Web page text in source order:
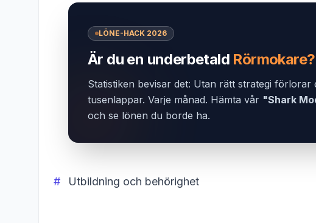
LÖNE-HACK 2026
Är du en underbetald Rörmokare?
Statistiken bevisar det: Utan rätt strategi förlorar
tusenlappar. Varje månad. Hämta vår "Shark
och se lönen du borde ha.
Utbildning och behörighet